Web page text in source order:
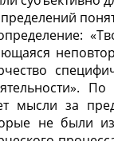
мысли за
не были